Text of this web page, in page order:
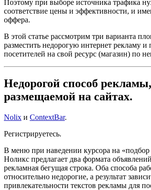
Поэтому при выборе источника трафика
соответствие цены и эффективности, и
оффера.
В этой статье рассмотрим три варианта
разместить недорогую интернет рекламу и
посетителей на свой ресурс (магазин) по
Недорогой способ рекламы,
размещаемой на сайтах.
Nolix и ContextBar.
Регистрируетесь.
В меню при наведении курсора на
Ноликс предлагает два формата
рекламная бегущая строка. Оба способа
относительно недорогие, а результат
привлекательности текстов рекламы для